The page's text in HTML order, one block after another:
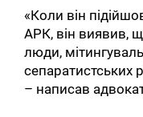
«Коли він
АРК, він виявив,
люди,
сепаратистських
– написав